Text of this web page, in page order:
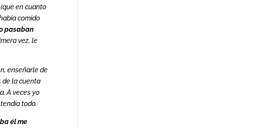
en cuanto
comido
pasaban
vez, le
enseñarle de
de la cuenta
A veces yo
todo.
él me